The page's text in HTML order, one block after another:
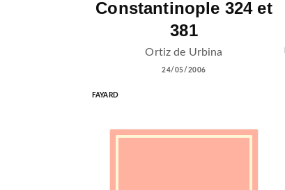
Constantinople 324 et
381
Ortiz de Urbina
24/05/2006
FAYARD